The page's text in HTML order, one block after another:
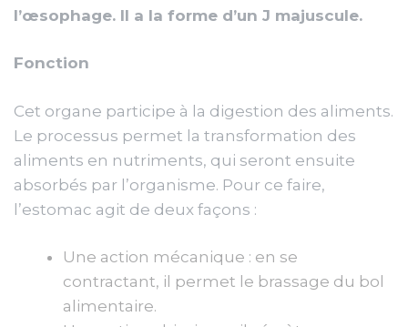
l’œsophage. Il a la forme d’un J majuscule.
Fonction
Cet organe participe à la digestion des aliments.
Le processus permet la transformation des
aliments en nutriments, qui seront ensuite
absorbés par l’organisme. Pour ce faire,
l’estomac agit de deux façons :
Une action mécanique : en se
contractant, il permet le brassage du bol
alimentaire.